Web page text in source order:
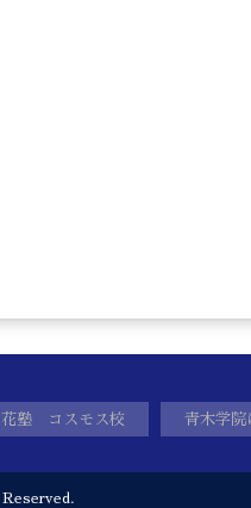
塾 コスモス校 青木学院